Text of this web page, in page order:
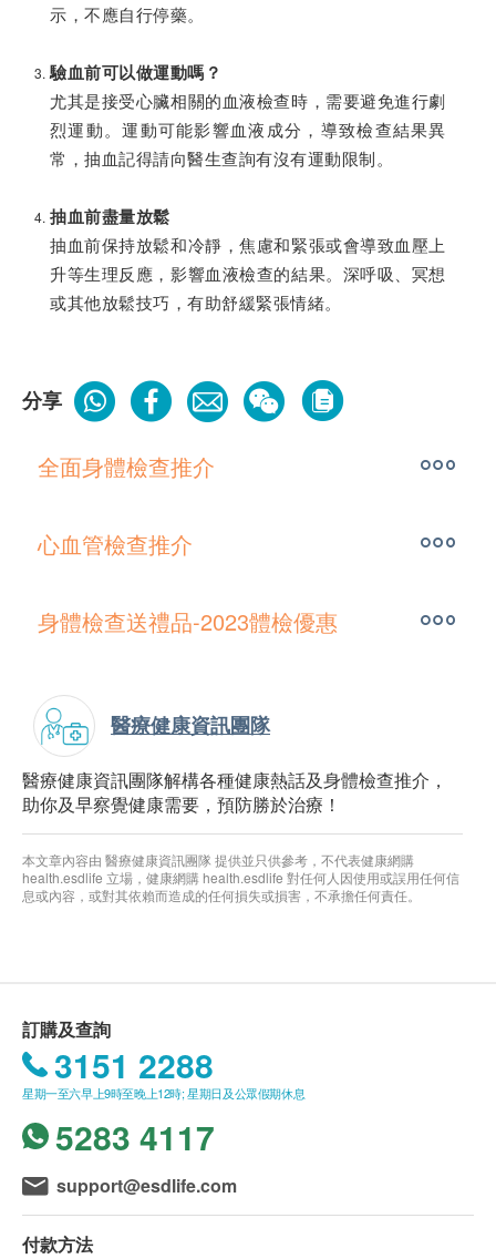
示，不應自行停藥。
驗血前可以做運動嗎？
尤其是接受心臟相關的血液檢查時，需要避免進行劇
烈運動。運動可能影響血液成分，導致檢查結果異
常，抽血記得請向醫生查詢有沒有運動限制。
抽血前盡量放鬆
抽血前保持放鬆和冷靜，焦慮和緊張或會導致血壓上
升等生理反應，影響血液檢查的結果。深呼吸、冥想
或其他放鬆技巧，有助舒緩緊張情緒。
分享
全面身體檢查推介
心血管檢查推介
身體檢查送禮品-2023體檢優惠
醫療健康資訊團隊
醫療健康資訊團隊解構各種健康熱話及身體檢查推介，
助你及早察覺健康需要，預防勝於治療！
本文章內容由 醫療健康資訊團隊 提供並只供參考，不代表健康網購
health.esdlife 立場，健康網購 health.esdlife 對任何人因使用或誤用任何信
息或內容，或對其依賴而造成的任何損失或損害，不承擔任何責任。
訂購及查詢
3151 2288
星期一至六早上9時至晚上12時; 星期日及公眾假期休息
5283 4117
support@esdlife.com
付款方法